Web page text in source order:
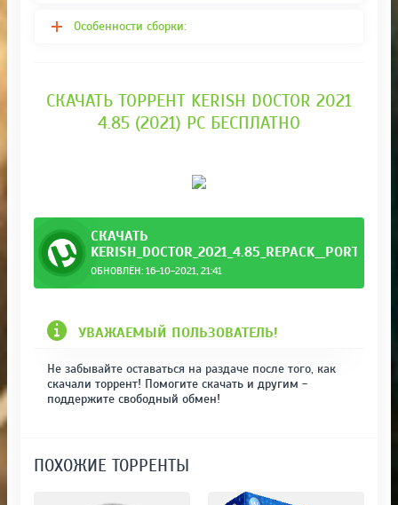
Особенности сборки:
СКАЧАТЬ ТОРРЕНТ KERISH DOCTOR 2021
4.85 (2021) PC БЕСПЛАТНО
СКАЧАТЬ
ОБНОВЛЁН: 16-10-2021, 21:41
УВАЖАЕМЫЙ ПОЛЬЗОВАТЕЛЬ!
Не забывайте оставаться на раздаче после того, как
скачали торрент! Помогите скачать и другим -
поддержите свободный обмен!
ПОХОЖИЕ ТОРРЕНТЫ